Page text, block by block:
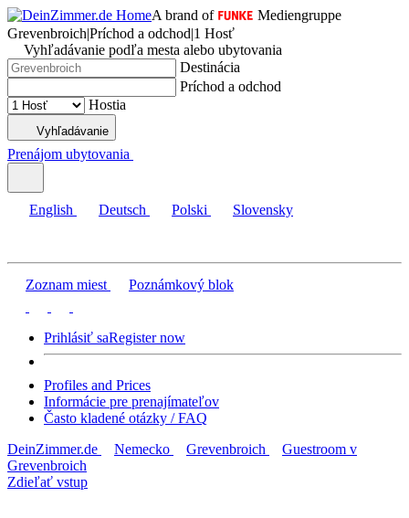
A brand of
Mediengruppe
Grevenbroich|Príchod a odchod|1 Hosť
Vyhľadávanie podľa mesta alebo ubytovania
Destinácia
Príchod a odchod
Hostia
Vyhľadávanie
Prenájom ubytovania
English Deutsch Polski Slovensky
Zoznam miest Poznámkový blok
Prihlásiť saRegister now
Profiles and Prices
Informácie pre prenajímateľov
Často kladené otázky / FAQ
DeinZimmer.de
Nemecko Grevenbroich
Guestroom v
Grevenbroich
Zdieľať vstup